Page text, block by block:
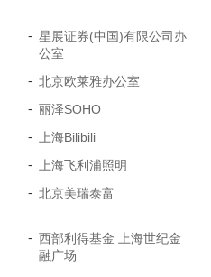
- 星展证券(中国)有限公司办
公室
- 北京欧莱雅办公室
- 丽泽SOHO
- 上海Bilibili
- 上海飞利浦照明
- 北京美瑞泰富
- 西部利得基金 上海世纪金
融广场